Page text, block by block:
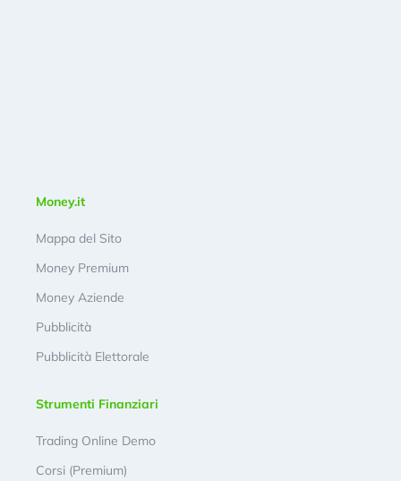
Money.it
Mappa del Sito
Money Premium
Money Aziende
Pubblicità
Pubblicità Elettorale
Strumenti Finanziari
Trading Online Demo
Corsi (Premium)